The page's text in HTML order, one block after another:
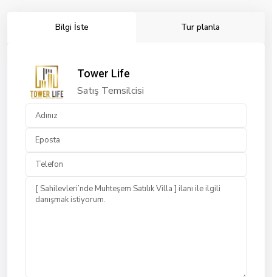
Bilgi İste Tur planla
Tower Life
Satış Temsilcisi